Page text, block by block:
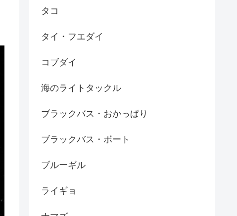
タコ
タイ・フエダイ
コブダイ
海のライトタックル
ブラックバス・おかっぱり
ブラックバス・ボート
ブルーギル
ライギョ